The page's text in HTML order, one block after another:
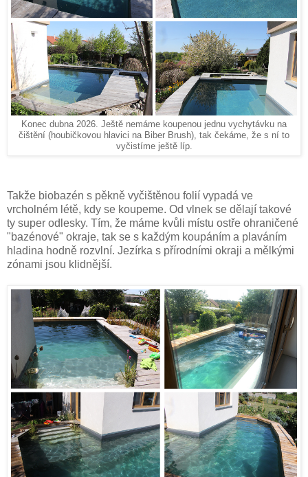
Konec dubna 2026. Ještě nemáme koupenou jednu vychytávku na
čištění (houbičkovou hlavici na Biber Brush), tak čekáme, že s ní to
vyčistíme ještě líp.
Takže biobazén s pěkně vyčištěnou folií vypadá ve
vrcholném létě, kdy se koupeme. Od vlnek se dělají takové
ty super odlesky. Tím, že máme kvůli místu ostře ohraničené
"bazénové" okraje, tak se s každým koupáním a plaváním
hladina hodně rozvlní. Jezírka s přírodními okraji a mělkými
zónami jsou klidnější.